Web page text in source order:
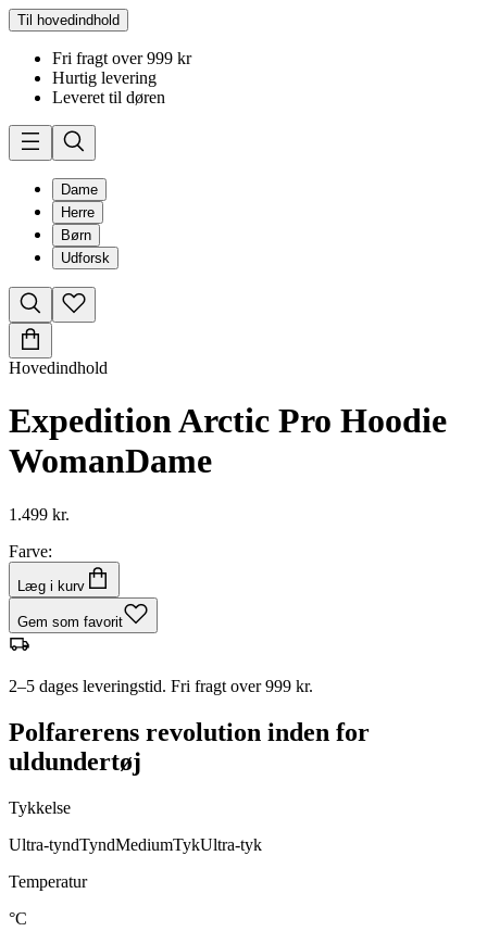
Til hovedindhold
Fri fragt over 999 kr
Hurtig levering
Leveret til døren
Dame
Herre
Børn
Udforsk
Hovedindhold
Expedition Arctic Pro Hoodie
WomanDame
1.499 kr.
Farve:
Læg i kurv
Gem som favorit
2–5 dages leveringstid. Fri fragt over 999 kr.
Polfarerens revolution inden for
uldundertøj
Tykkelse
Ultra-tyndTyndMediumTykUltra-tyk
Temperatur
°C